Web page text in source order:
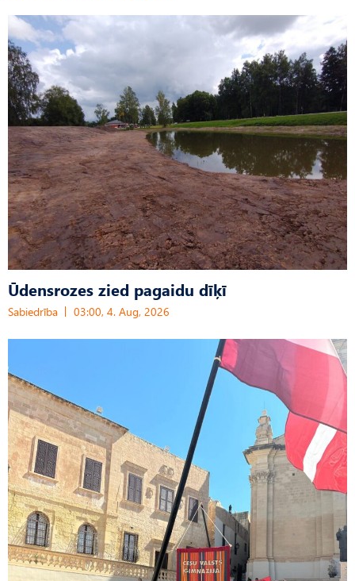
Ūdensrozes zied pagaidu dīķī
Sabiedrība 03:00, 4. Aug, 2026